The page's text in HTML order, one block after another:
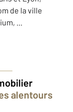
de la ville
...
alentours